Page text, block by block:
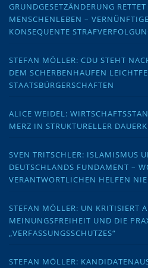
GRUNDGESETZÄNDERUNG
MENSCHENLEBEN –
KONSEQUENTE
STEFAN MÖLLER: CDU STEHT
DEM SCHERBENHAUFEN
STAATSBÜRGERSCHAFTEN
ALICE WEIDEL:
MERZ IN STRUKTURELLER
SVEN TRITSCHLER: ISLAMISMUS
DEUTSCHLANDS FUNDAMENT –
VERANTWORTLICHEN HELFEN
STEFAN MÖLLER: UN KRITISIERT
MEINUNGSFREIHEIT UND DIE
„VERFASSUNGSSCHUTZES“
STEFAN MÖLLER: